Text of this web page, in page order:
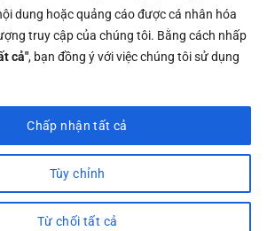
dung hoặc quảng cáo được cá nhân hóa
truy cập của chúng tôi. Bằng cách nhấp
cả", bạn đồng ý với việc chúng tôi sử dụng
Tùy chỉnh
Từ chối tất cả
Chấp nhận tất cả
Bình Xương - Số ĐKKD: 0108783483
bởi Sở Kế Hoạch và Đầu Tư Tp. Hà
Nam Binh Xuong. All Rights Reserved